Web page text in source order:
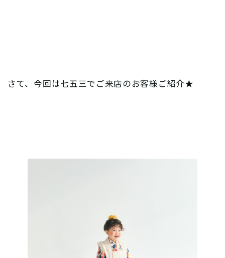
さて、今回は七五三でご来店のお客様ご紹介★